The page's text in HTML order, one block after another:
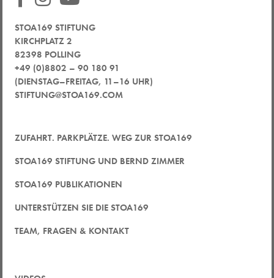
STOA169 STIFTUNG
KIRCHPLATZ 2
82398 POLLING
+49 (0)8802 – 90 180 91
(DIENSTAG–FREITAG, 11–16 UHR)
STIFTUNG@STOA169.COM
ZUFAHRT. PARKPLÄTZE. WEG ZUR STOA169
STOA169 STIFTUNG UND BERND ZIMMER
STOA169 PUBLIKATIONEN
UNTERSTÜTZEN SIE DIE STOA169
TEAM, FRAGEN & KONTAKT